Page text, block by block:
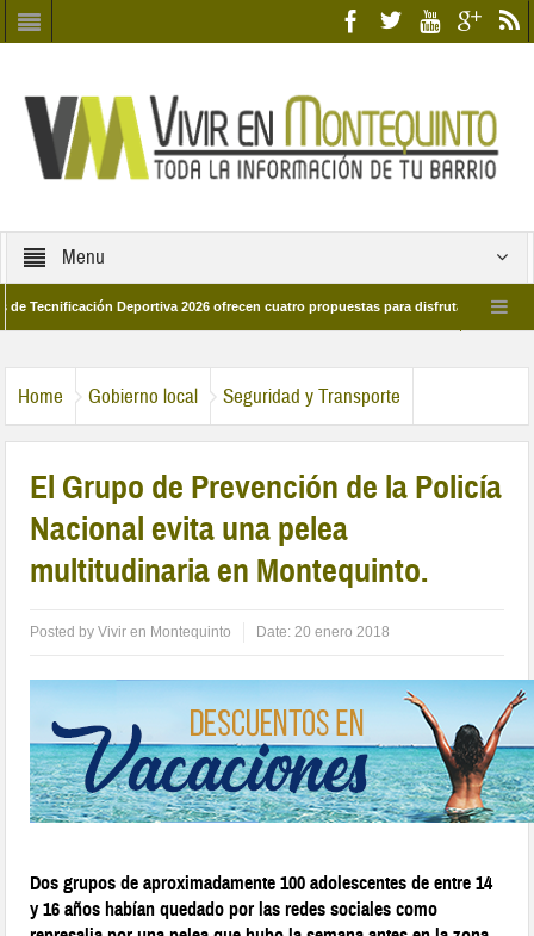
Menu
Deportiva 2026 ofrecen cuatro propuestas para disfrutar del deporte este
Home Gobierno local Seguridad y Transporte
El Grupo de Prevención de la Policía
Nacional evita una pelea
multitudinaria en Montequinto.
Posted byVivir en Montequinto Date:20 enero 2018
Dos grupos de aproximadamente 100 adolescentes de entre 14
y 16 años habían quedado por las redes sociales como